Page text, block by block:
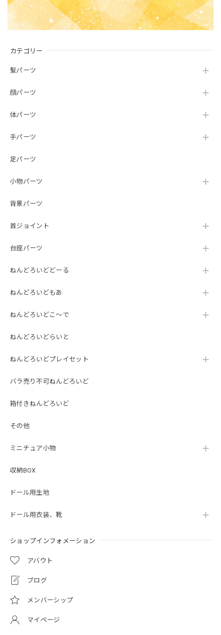
カテゴリー
髪パーツ
顔パーツ
体パーツ
手パーツ
足パーツ
小物パーツ
背景パーツ
首ジョイント
台座パーツ
ねんどろいどどーる
ねんどろいどもあ
ねんどろいどこ～で
ねんどろいどらいと
ねんどろいどプレイセット
バラ売り不可ねんどろいど
箱付きねんどろいど
その他
ミニチュア小物
収納BOX
ドール用生地
ドール用衣装、靴
ショップインフォメーション
アバウト
ブログ
メンバーシップ
マイページ